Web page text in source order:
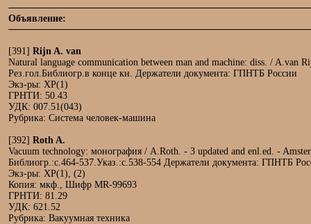
Объявление:
[391] Rijn A. van
Natural language communication between man and machine: diss. /
Рез.гол.Библиогр.в конце кн. Держатели документа: ГПНТБ России
Экз-ры: ХР(1)
ГРНТИ: 50.43
УДК: 007.51(043)
Рубрика: Система человек-машина
[392] Roth A.
Vacuum technology: монография / A.Roth. - 3 updated and enl.ed. -
Библиогр.:с.464-537.Указ.:с.538-554 Держатели документа: ГПНТБ
Экз-ры: ХР(1), (2)
Копия: мкф., Шифр MR-99693
ГРНТИ: 81.29
УДК: 621.52
Рубрика: Вакуумная техника